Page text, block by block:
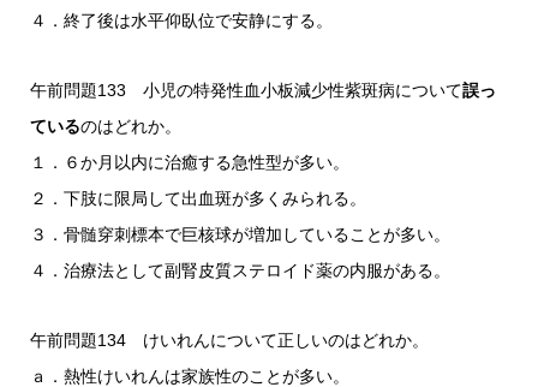
４．終了後は水平仰臥位で安静にする。
午前問題133 小児の特発性血小板減少性紫斑病について誤っ
ているのはどれか。
１．６か月以内に治癒する急性型が多い。
２．下肢に限局して出血斑が多くみられる。
３．骨髄穿刺標本で巨核球が増加していることが多い。
４．治療法として副腎皮質ステロイド薬の内服がある。
午前問題134 けいれんについて正しいのはどれか。
ａ．熱性けいれんは家族性のことが多い。